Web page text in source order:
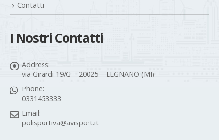
Contatti
I Nostri Contatti
Address:
via Girardi 19/G – 20025 – LEGNANO (MI)
Phone:
0331453333
Email:
polisportiva@avisport.it